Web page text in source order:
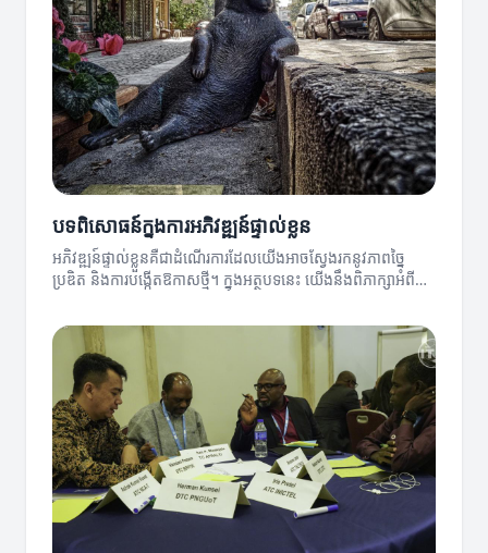
បទពិសោធន៍ក្នុងការអភិវឌ្ឍន៍ផ្ទាល់ខ្លួន
អភិវឌ្ឍន៍ផ្ទាល់ខ្លួនគឺជាដំណើរការដែលយើងអាចស្វែងរកនូវភាពច្នៃ
ប្រឌិត និងការបង្កើតឱកាសថ្មី។ ក្នុងអត្ថបទនេះ យើងនឹងពិភាក្សាអំពីបទ